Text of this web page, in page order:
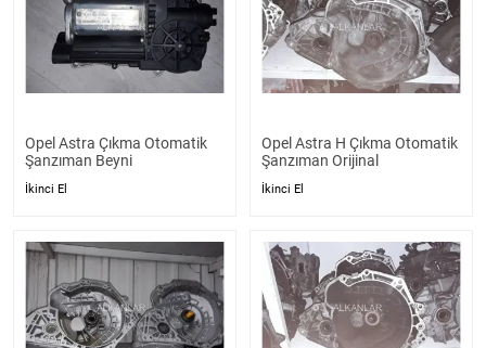
Opel Astra Çıkma Otomatik
Şanzıman Beyni
İkinci El
Opel Astra H Çıkma Otomatik
Şanzıman Orijinal
İkinci El